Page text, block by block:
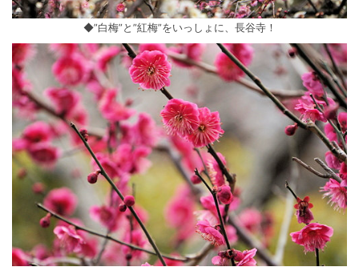
◆”白梅”と”紅梅”をいっしょに、長谷寺！